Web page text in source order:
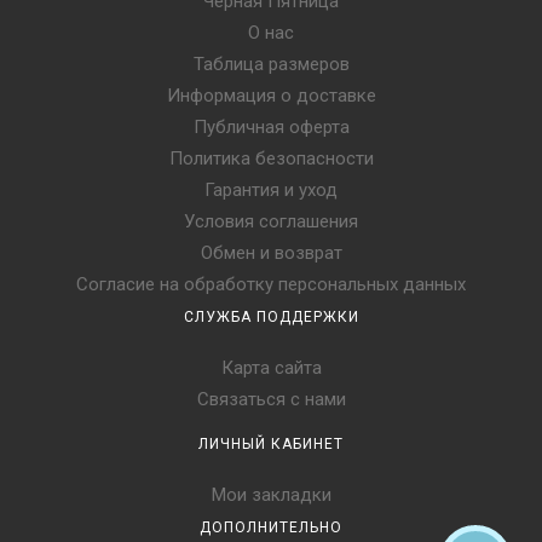
Наш интернет-магазин предлагает оригинальные коллекции
безупречных австралийских обувных изделий для модников,
которые заботятся о своем здоровье и ежедневном комфорте.
В дополнение к замшевому верху и стопроцентной овчине
идет рифленая износостойкая подошва, которая исключает
скольжение по любой поверхности. У нас в каталоге вы
О нас
Таблица размеров
Информация о доставке
Публичная оферта
Политика безопасности
Гарантия и уход
Условия соглашения
Обмен и возврат
Согласие на обработку персональных данных
СЛУЖБА ПОДДЕРЖКИ
Карта сайта
Связаться с нами
ЛИЧНЫЙ КАБИНЕТ
Мои закладки
ДОПОЛНИТЕЛЬНО